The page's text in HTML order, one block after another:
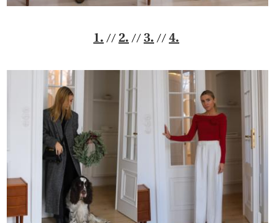
1. // 2. // 3. // 4.